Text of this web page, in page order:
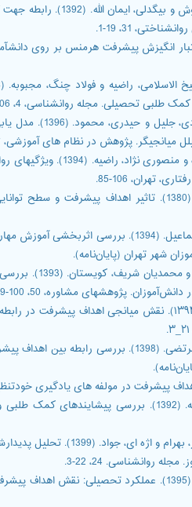
اخلاقی نیا، کبرا؛ طالع
31، 19-1.
روایی و اعتبار انگیزش پیشرفت هرمنس بر
تحصیلی. مجله روانشناسی، 4، 406-388.
باغی، زهرا؛
پژوهش در نظام های آموزشی، 37، 92-59.
بهروزی، ناصر؛ شهنی
تهران، 106-85.
حجازی، الهه و پاکدامن، حمزه. (1380). تاثیر
رادمنش، عصمت و سعدی‌پور، اسماعیل. (1394).
شهر تهران (پایان‌نامه).
سلیمی، جمال؛
پژوهشهای مشاوره، 50، 100-79.
قربان جهرمی، رضا و همکاران. (۱۳۹۴). نقش میانجی
قربانی، لیلا و شمس الدین فرد، مرتضی.
گلستانه، موسی و عسکری، فهیمه. (1392). بررسی
لاری، نرجس؛ حجازی، الهه؛
روانشناسی. 24، 22-3.
محمدرضایی، علی و جهان، فائزه. (1395). عملکرد